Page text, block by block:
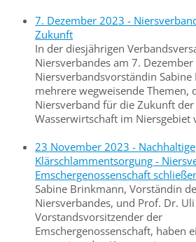
7. Dezember 2023 -
Zukunft
In der diesjährigen
Niersverbandes am 7.
Niersverbandsvorständin
mehrere wegweisende Themen,
Niersverband für die Zukunft der
Wasserwirtschaft im Niersgebiet
23 November 2023 - Nachhaltige
Klärschlammentsorgung -
Emschergenossenschaft
Sabine Brinkmann, Vorständin
Niersverbandes, und Prof. Dr. Uli
Vorstandsvorsitzender der
Emschergenossenschaft, haben